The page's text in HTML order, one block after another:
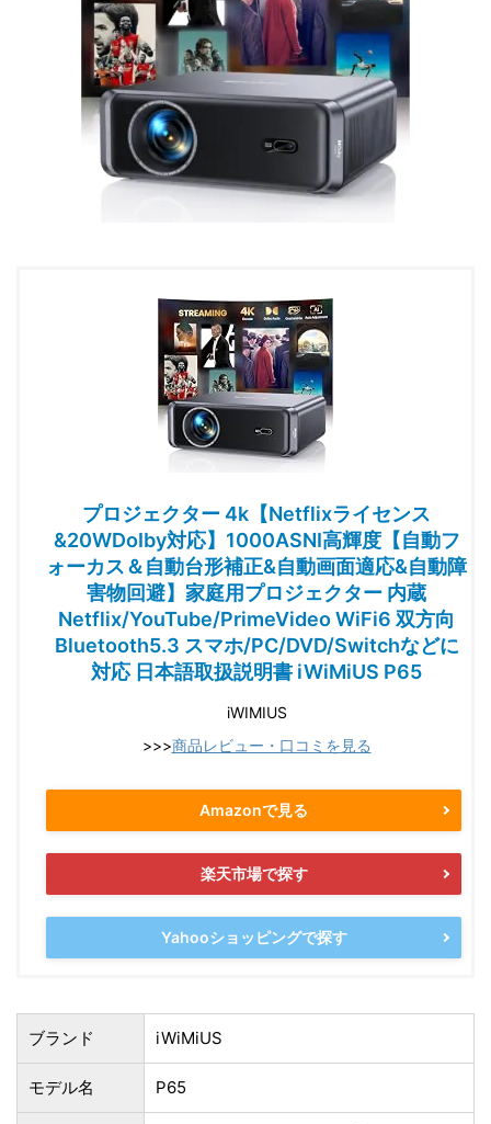
プロジェクター 4k【Netflixライセンス
&20WDoIby対応】1000ASNI高輝度【自動フ
ォーカス＆自動台形補正&自動画面適応&自動障
害物回避】家庭用プロジェクター 内蔵
Netflix/YouTube/PrimeVideo WiFi6 双方向
Bluetooth5.3 スマホ/PC/DVD/Switchなどに
対応 日本語取扱説明書 iWiMiUS P65
iWIMIUS
>>>商品レビュー・口コミを見る
Amazonで見る
楽天市場で探す
Yahooショッピングで探す
ブランド iWiMiUS
モデル名 P65